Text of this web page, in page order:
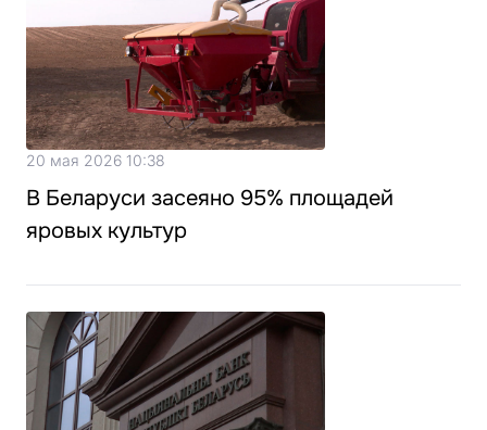
20 мая 2026 10:38
В Беларуси засеяно 95% площадей
яровых культур